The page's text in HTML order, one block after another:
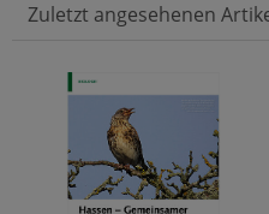
Zuletzt angesehenen